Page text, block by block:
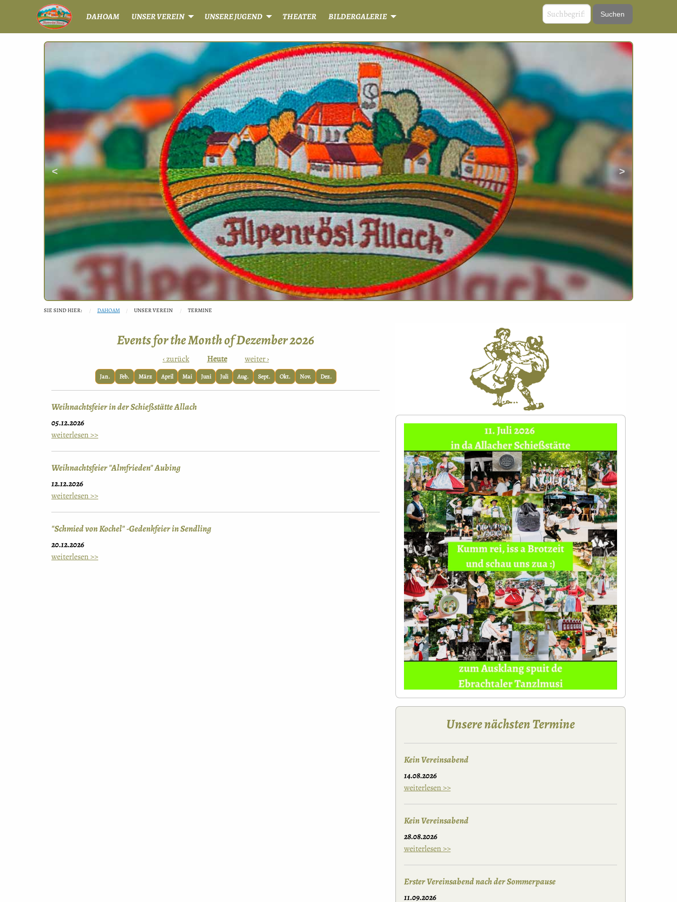
DAHOAM UNSER VEREIN UNSERE JUGEND THEATER BILDERGALERIE
Previous
Slide
Next
Slide
SIE SIND HIER: DAHOAM UNSER VEREIN TERMINE
Events for the Month of Dezember 2026
‹ zurück Heute weiter ›
Jan. Feb. März April Mai Juni Juli Aug. Sept. Okt. Nov. Dez.
Weihnachtsfeier in der Schießstätte Allach
05.12.2026
weiterlesen >>
Weihnachtsfeier "Almfrieden" Aubing
12.12.2026
weiterlesen >>
"Schmied von Kochel" -Gedenkfeier in Sendling
20.12.2026
weiterlesen >>
Unsere nächsten Termine
Kein Vereinsabend
14.08.2026
weiterlesen >>
Kein Vereinsabend
28.08.2026
weiterlesen >>
Erster Vereinsabend nach der Sommerpause
11.09.2026